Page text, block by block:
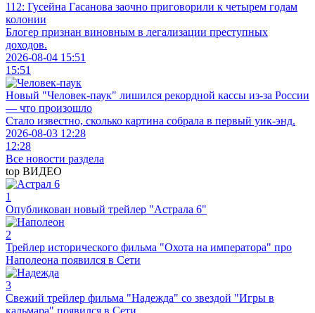
112: Гусейна Гасанова заочно приговорили к четырем годам
колонии
Блогер признан виновным в легализации преступных
доходов.
2026-08-04 15:51
15:51
Новый "Человек-паук" лишился рекордной кассы из-за России
— что произошло
Стало известно, сколько картина собрала в первый уик-энд.
2026-08-03 12:28
12:28
Все новости раздела
top ВИДЕО
1
Опубликован новый трейлер "Астрала 6"
2
Трейлер исторического фильма "Охота на императора" про
Наполеона появился в Сети
3
Свежий трейлер фильма "Надежда" со звездой "Игры в
кальмара" появился в Сети